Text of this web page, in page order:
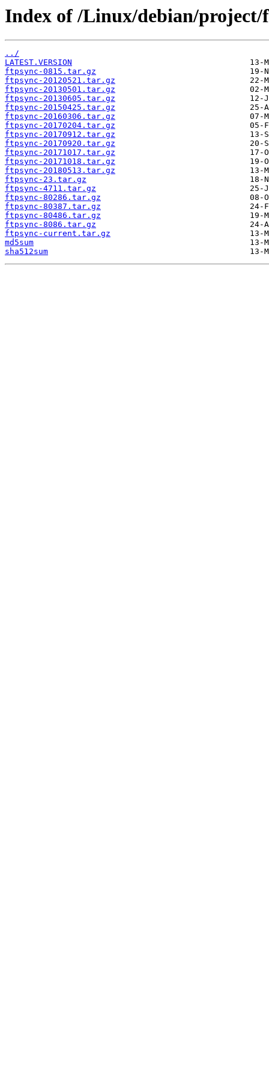
Index of /Linux/debian/project/
../
LATEST.VERSION
ftpsync-0815.tar.gz
ftpsync-20120521.tar.gz
ftpsync-20130501.tar.gz
ftpsync-20130605.tar.gz
ftpsync-20150425.tar.gz
ftpsync-20160306.tar.gz
ftpsync-20170204.tar.gz
ftpsync-20170912.tar.gz
ftpsync-20170920.tar.gz
ftpsync-20171017.tar.gz
ftpsync-20171018.tar.gz
ftpsync-20180513.tar.gz
ftpsync-23.tar.gz
ftpsync-4711.tar.gz
ftpsync-80286.tar.gz
ftpsync-80387.tar.gz
ftpsync-80486.tar.gz
ftpsync-8086.tar.gz
ftpsync-current.tar.gz
md5sum
sha512sum